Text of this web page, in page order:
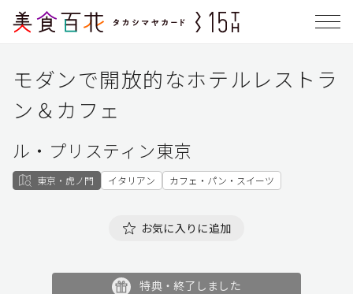
モダンで開放的なホテルレストラ
ン＆カフェ
ル・プリスティン東京
東京・虎ノ門 イタリアン カフェ・パン・スイーツ
お気に入りに追加
特典・終了しました